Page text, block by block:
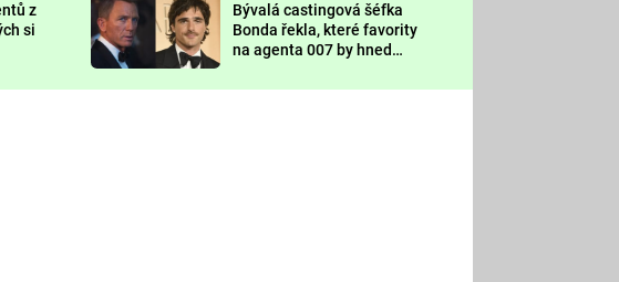
DEADPOOL
Sledujte nás
z
si
Bývalá castingová šéfka
Bonda řekla, které favority
na agenta 007 by hned